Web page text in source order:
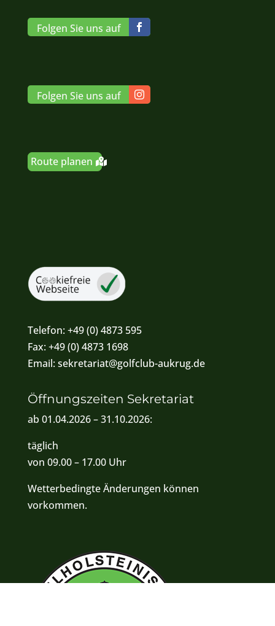
Folgen Sie uns auf
Folgen Sie uns auf
Route planen
Telefon:+49 (0) 4873 595
Fax:+49 (0) 4873 1698
Email:sekretariat@golfclub-aukrug.de
Öffnungszeiten Sekretariat
ab 01.04.2026 – 31.10.2026:
täglich
von 09.00 – 17.00 Uhr
Wetterbedingte Änderungen können
vorkommen.